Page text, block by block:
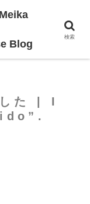
した | I
Blog
検索